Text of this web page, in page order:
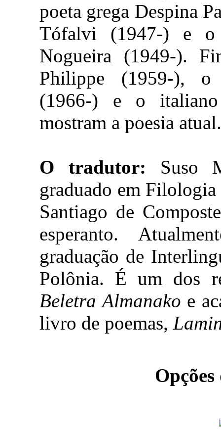
poeta grega Despina
Tófalvi (1947-) e o
Nogueira (1949-).
Philippe (1959-), o
(1966-) e o
mostram a poesia
O tradutor: Suso
graduado em
Santiago de
esperanto.
graduação de
Polônia. É um dos
Beletra Almanako e
livro de poemas,